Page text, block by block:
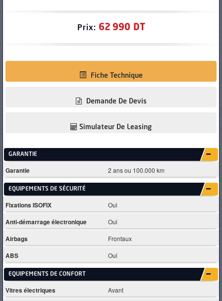
Prix: 62 990 DT
Fiche Technique
Demande De Devis
Simulateur De Leasing
GARANTIE
Garantie 2 ans ou 100.000 km
EQUIPEMENTS DE SÉCURITÉ
Fixations ISOFIX Oui
Anti-démarrage électronique Oui
Airbags Frontaux
ABS Oui
EQUIPEMENTS DE CONFORT
Vitres électriques Avant